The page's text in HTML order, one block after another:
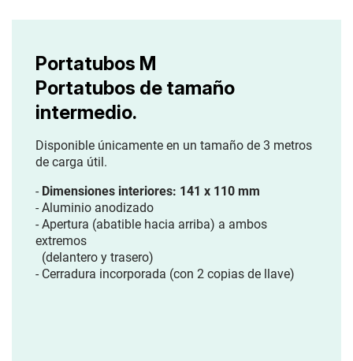
Portatubos M
Portatubos de tamaño
intermedio.
Disponible únicamente en un tamaño de 3 metros
de carga útil.
- Dimensiones interiores: 141 x 110 mm
- Aluminio anodizado
- Apertura (abatible hacia arriba) a ambos
extremos
(delantero y trasero)
- Cerradura incorporada (con 2 copias de llave)